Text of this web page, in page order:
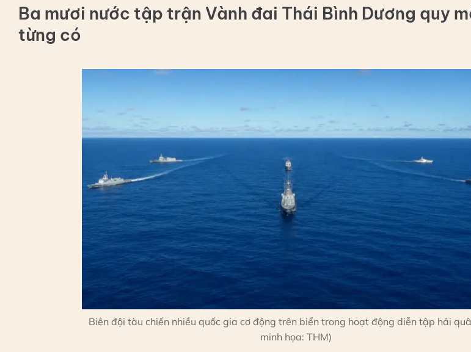
Ba mươi nước tập trận Vành đai Thái Bình Dương quy
từng có
Biên đội tàu chiến nhiều quốc gia cơ động trên biển trong hoạt động diễn tập hải
minh họa: THM)